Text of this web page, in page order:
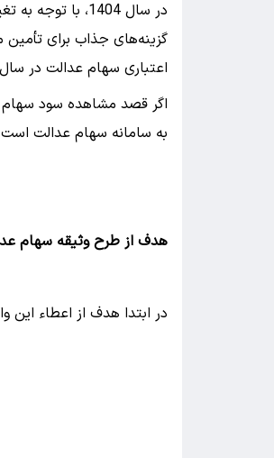
در سال 1404،
گزینه‌های جذاب برای
اعتباری سهام عدالت در سال 1404 را بررسی می‌کند.
اگر قصد مشاهده سود سهام
به سامانه سهام عدالت
هدف از طرح وثیقه سهام
در ابتدا هدف از اعطاء این